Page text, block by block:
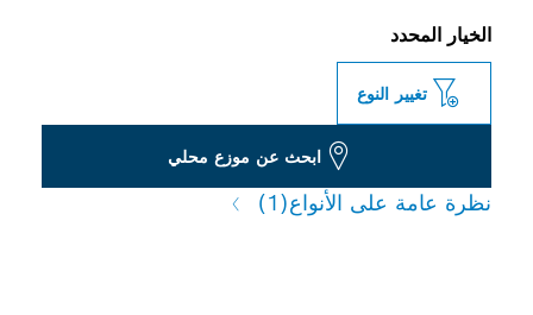
الخيار المحدد
تغيير النوع
ابحث عن موزع محلي
نظرة عامة على الأنواع(1)